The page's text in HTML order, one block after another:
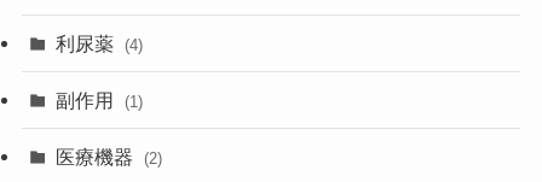
利尿薬 (4)
副作用 (1)
医療機器 (2)